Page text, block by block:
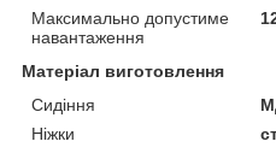
Максимально допустиме
навантаження
Матеріал виготовлення
Сидіння
Ніжки